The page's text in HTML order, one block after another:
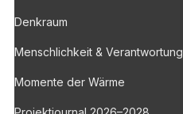
Denkraum
Menschlichkeit & Verantwortung
Momente der Wärme